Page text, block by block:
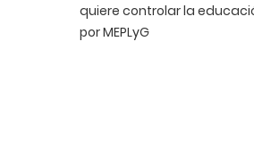
quiere controlar la
por MEPLyG